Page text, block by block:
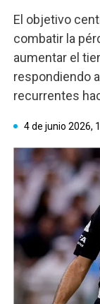
El objetivo
combatir la
aumentar el
respondiendo
recurrentes
4 de junio 2026,